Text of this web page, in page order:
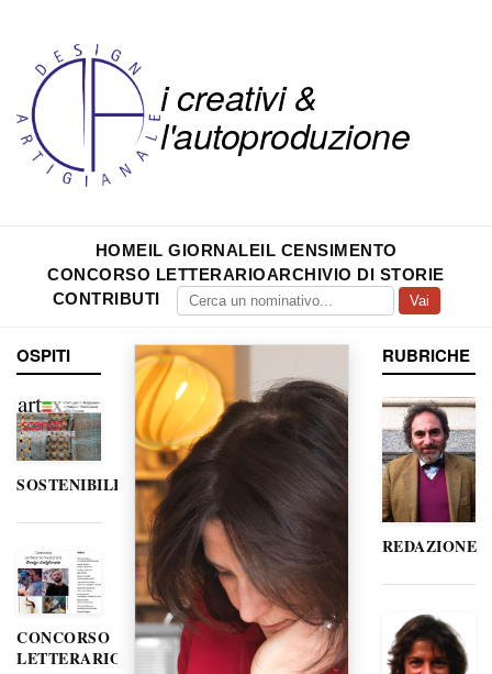
i creativi &
l'autoproduzione
HOMEIL GIORNALEIL CENSIMENTO
CONCORSO LETTERARIOARCHIVIO DI STORIE
CONTRIBUTI
Vai
OSPITI
SOSTENIBILITÀ
CONCORSO
LETTERARIO
RUBRICHE
REDAZIONE